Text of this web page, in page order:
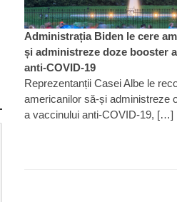
Administrația Biden le cere
și administreze doze booster
anti-COVID-19
Reprezentanții Casei Albe le
americanilor să-și administreze
a vaccinului anti-COVID-19, […]